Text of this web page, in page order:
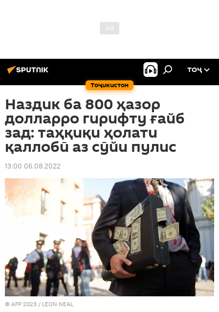
Тоҷикистон
ТОҶ
Наздик ба 800 ҳазор
долларро гирифту ғайб
зад: таҳқиқи ҳолати
қаллобӣ аз сӯйи пулис
13:00 06.08.2022
© AFP 2023 / LEON NEAL